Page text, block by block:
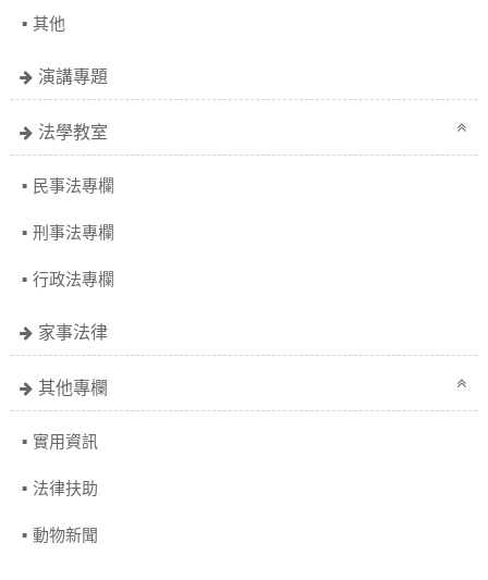
其他
演講專題
法學教室
民事法專欄
刑事法專欄
行政法專欄
家事法律
其他專欄
實用資訊
法律扶助
動物新聞